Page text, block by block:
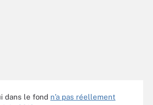
dans le fond n’a pas réellement